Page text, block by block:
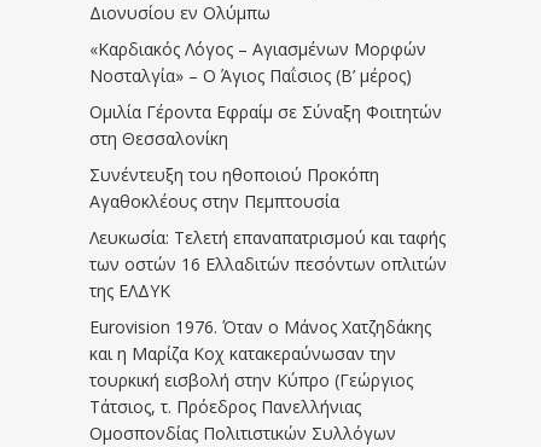
Διονυσίου εν Ολύμπω
«Καρδιακός Λόγος – Αγιασμένων Μορφών
Νοσταλγία» – Ο Άγιος Παΐσιος (Β’ μέρος)
Ομιλία Γέροντα Εφραίμ σε Σύναξη Φοιτητών
στη Θεσσαλονίκη
Συνέντευξη του ηθοποιού Προκόπη
Αγαθοκλέους στην Πεμπτουσία
Λευκωσία: Τελετή επαναπατρισμού και ταφής
των οστών 16 Ελλαδιτών πεσόντων οπλιτών
της ΕΛΔΥΚ
Eurovision 1976. Όταν ο Μάνος Χατζηδάκης
και η Μαρίζα Κοχ κατακεραύνωσαν την
τουρκική εισβολή στην Κύπρο (Γεώργιος
Τάτσιος, τ. Πρόεδρος Πανελλήνιας
Ομοσπονδίας Πολιτιστικών Συλλόγων